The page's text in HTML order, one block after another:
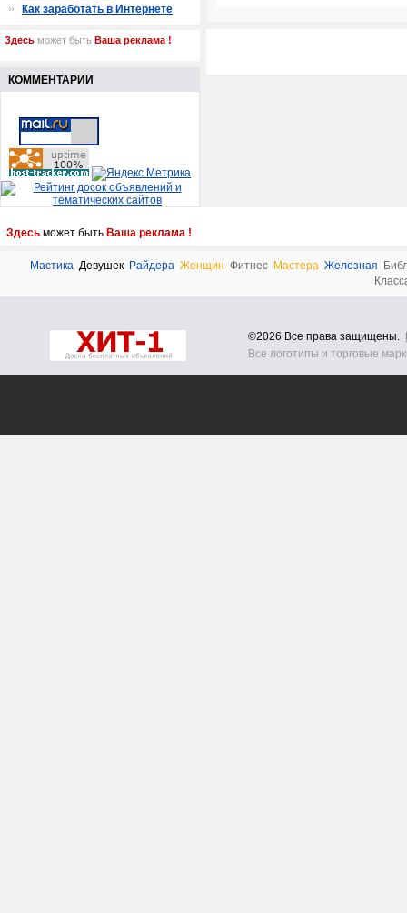
Как заработать в Интернете
Здесь может быть Ваша реклама !
КОММЕНТАРИИ
Здесь может быть Ваша реклама !
Мастика Девушек Райдера Женщин Фитнес Мастера Железная
©2026 Все права защищены.
Все логотипы и торговые